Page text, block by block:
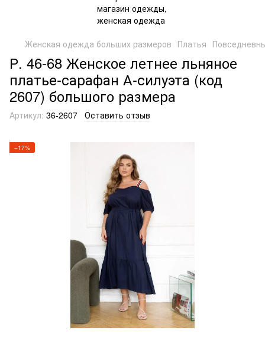
Женская одежда больших размеров Платья
Р. 46-68 Женское летнее льняное
платье-сарафан А-силуэта (код
2607) большого размера
Артикул: 36-2607 Оставить отзыв
−17%